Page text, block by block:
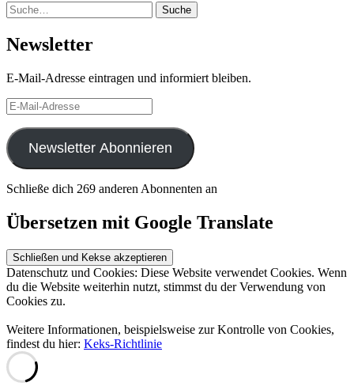
Suche Suche
Newsletter
E-Mail-Adresse eintragen und informiert bleiben.
E-
Mail-
Adresse
Newsletter Abonnieren
Schließe dich 269 anderen Abonnenten an
Übersetzen mit Google Translate
Datenschutz und Cookies: Diese Website verwendet Cookies. Wenn
du die Website weiterhin nutzt, stimmst du der Verwendung von
Cookies zu.
Weitere Informationen, beispielsweise zur Kontrolle von Cookies,
findest du hier: Keks-Richtlinie